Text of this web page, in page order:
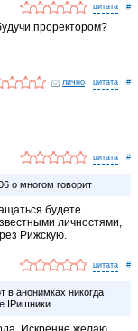
#
проректором?
лично #
#
о многом говорит
будете
личностями,
Рижскую.
#
в анонимках никогда
IPишники